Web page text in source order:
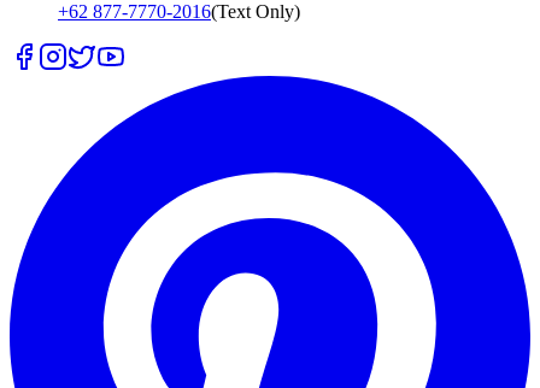
+62 877-7770-2016(Text Only)